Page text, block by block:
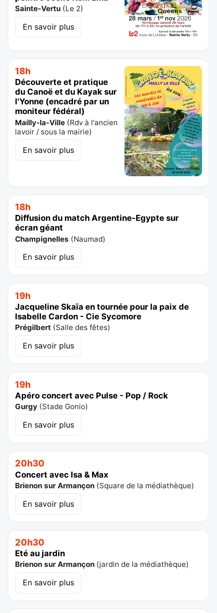
Sainte-Vertu (Le 2)
En savoir plus
18h
Découverte et pratique
du Canoë et du Kayak sur
l'Yonne (encadré par un
moniteur fédéral)
Mailly-la-Ville (Rdv à l'ancien
lavoir / sous la mairie)
En savoir plus
18h
Diffusion du match Argentine-Egypte sur
écran géant
Champignelles (Naumad)
En savoir plus
19h
Jacqueline Skaïa en tournée pour la paix de
Isabelle Cardon - Cie Sycomore
Prégilbert (Salle des fêtes)
En savoir plus
19h
Apéro concert avec Pulse - Pop / Rock
Gurgy (Stade Gonio)
En savoir plus
20h30
Concert avec Isa & Max
Brienon sur Armançon (Square de la médiathèque)
En savoir plus
20h30
Eté au jardin
Brienon sur Armançon (jardin de la médiathèque)
En savoir plus